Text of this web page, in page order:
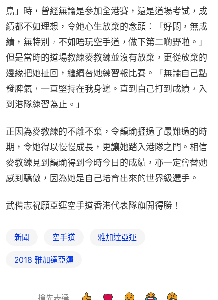
鳥」時，曾經無論是參加全港賽，還是道場考試，成
績都不如理想，令她心生放棄的念頭︰「好悶，無成
績，無特別，不如唔玩空手道，做下第二啲野啦。」
但是當時的道場教練麥教練並沒有放棄，更從放棄的
邊緣把她扯回，繼續替她練習報比賽。「無論自己點
發脾氣，一直堅持在我身邊。直到自己打到成績，入
到港隊練習為止。」
正因為麥教練的不離不棄，令韻瑜捱過了最難過的時
期，令她得以慢慢成長，更讓她踏入港隊之門。相信
麥教練見到韻瑜得到今時今日的成績，亦一定會替她
感到驕傲，因為她是自己培育出來的世界級選手。
武備志祝願亞運空手道香港代表隊旗開得勝！
新聞 空手道 雅加達亞運
2018 雅加達亞運
搶先表達